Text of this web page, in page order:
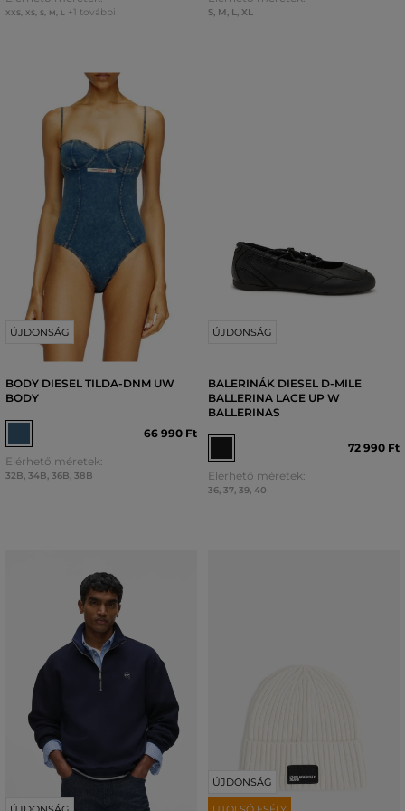
XXS, XS, S, M L +1 további S, M, L, XL
ÚJDONSÁG
BODY DIESEL TILDA-DNM UW
BODY
66 990 Ft
Elérhető méretek:
32B 34B 36B 38B
ÚJDONSÁG
BALERINÁK DIESEL D-MILE
BALLERINA LACE UP W
BALLERINAS
72 990 Ft
Elérhető méretek:
36, 37, 39, 40
ÚJDONSÁG